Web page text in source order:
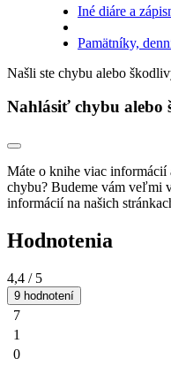
Iné diáre a
Pamätníky,
Našli ste chybu alebo
Nahlásiť chybu alebo
Máte o knihe viac informácií
chybu? Budeme vám veľmi
informácií na našich
Hodnotenia
4,4 / 5
9 hodnotení
7
1
0